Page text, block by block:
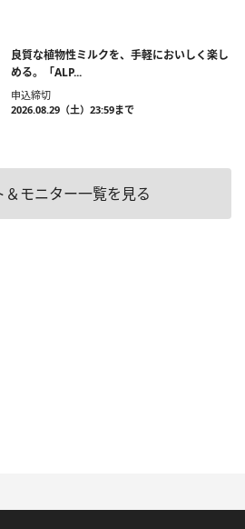
良質な植物性ミルクを、手軽においしく楽し
める。「ALP...
申込締切
2026.08.29（土）23:59まで
＆モニター一覧を見る